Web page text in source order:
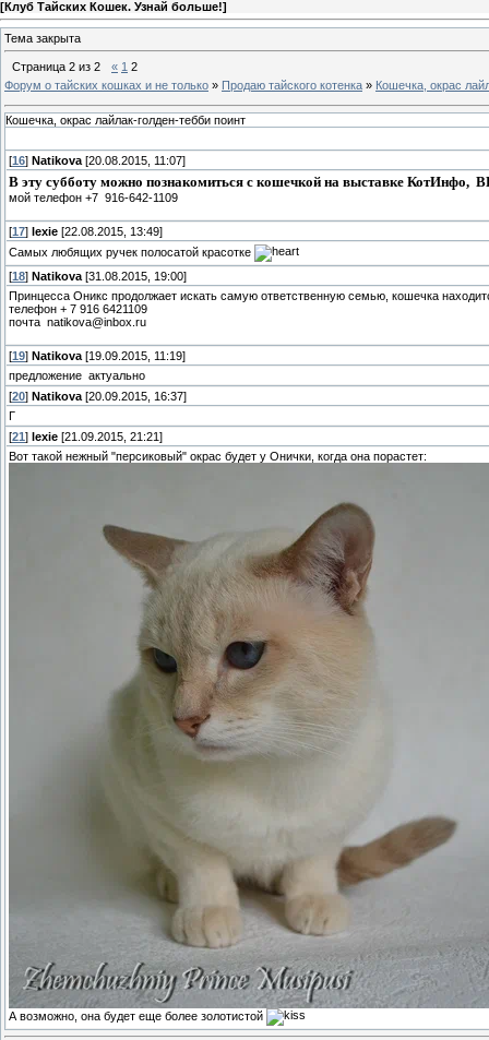
[Клуб Тайских Кошек. Узнай больше!]
Тема закрыта
Страница 2 из 2 « 1 2
Форум о тайских кошках и не только » Продаю тайского котенка » Кошечка, окрас
Кошечка, окрас лайлак-голден-тебби поинт
[16] Natikova [20.08.2015, 11:07]
В эту субботу можно познакомиться с кошечкой на выставке КотИнфо,
мой телефон +7 916-642-1109
[17] lexie [22.08.2015, 13:49]
Самых любящих ручек полосатой красотке
[18] Natikova [31.08.2015, 19:00]
Принцесса Оникc продолжает искать самую ответственную семью, кошечка
телефон + 7 916 6421109
почта natikova@inbox.ru
[19] Natikova [19.09.2015, 11:19]
предложение актуально
[20] Natikova [20.09.2015, 16:37]
Г
[21] lexie [21.09.2015, 21:21]
Вот такой нежный "персиковый" окрас будет у Онички, когда она порастет:
А возможно, она будет еще более золотистой